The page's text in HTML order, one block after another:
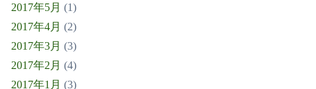
2017年5月 (1)
2017年4月 (2)
2017年3月 (3)
2017年2月 (4)
2017年1月 (3)